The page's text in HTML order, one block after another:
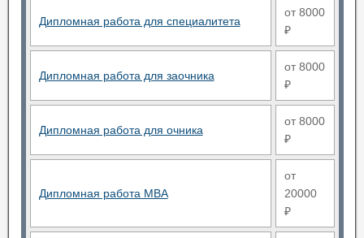
Дипломная работа для специалитета
от 8000
₽
Дипломная работа для заочника
от 8000
₽
Дипломная работа для очника
от 8000
₽
Дипломная работа MBA
от
20000
₽